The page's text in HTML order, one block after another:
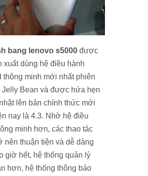
bang lenovo s5000 được
xuất dùng hệ điều hành
thông minh mới nhất phiên
Jelly Bean và được hứa hẹn
lên bản chính thức mới
nay là 4.3. Nhờ hệ điều
minh hơn, các thao tác
nên thuận tiện và dễ dàng
giờ hết, hệ thống quản lý
hơn, hệ thống thông báo